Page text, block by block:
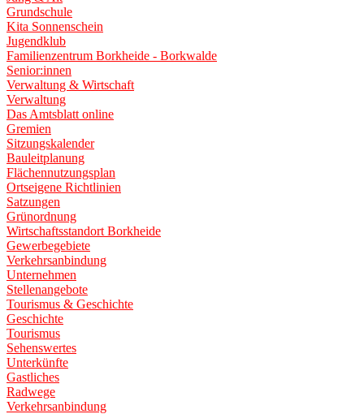
Grundschule
Kita Sonnenschein
Jugendklub
Familienzentrum Borkheide - Borkwalde
Senior:innen
Verwaltung & Wirtschaft
Verwaltung
Das Amtsblatt online
Gremien
Sitzungskalender
Bauleitplanung
Flächennutzungsplan
Ortseigene Richtlinien
Satzungen
Grünordnung
Wirtschaftsstandort Borkheide
Gewerbegebiete
Verkehrsanbindung
Unternehmen
Stellenangebote
Tourismus & Geschichte
Geschichte
Tourismus
Sehenswertes
Unterkünfte
Gastliches
Radwege
Verkehrsanbindung